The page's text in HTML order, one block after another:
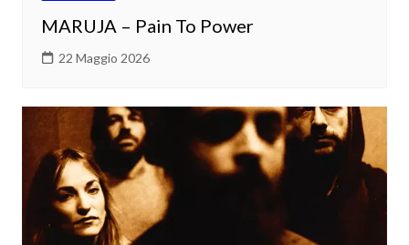
MARUJA – Pain To Power
22 Maggio 2026